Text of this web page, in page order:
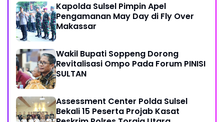
Kapolda Sulsel Pimpin Apel
Pengamanan May Day di Fly Over
Makassar
Wakil Bupati Soppeng Dorong
Revitalisasi Ompo Pada Forum PINISI
SULTAN
Assessment Center Polda Sulsel
Bekali 15 Peserta Projab Kasat